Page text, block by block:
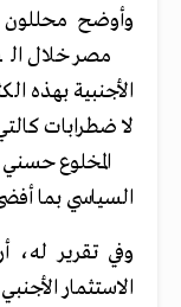
وأوضح محللون
مصر خلال
الأجنبية بهذه
لاضطرابات
المخلوع
السياسي بما أفضى لثورة 25
وفي تقرير له،
الاستثمار